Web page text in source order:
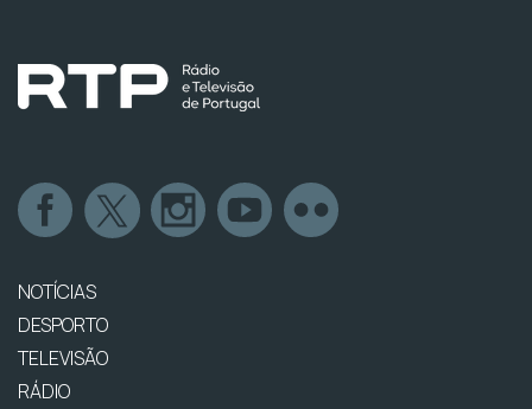
NOTÍCIAS
DESPORTO
TELEVISÃO
RÁDIO